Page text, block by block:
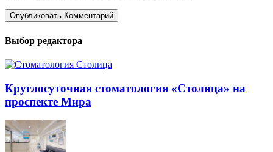
Выбор редактора
Круглосуточная стоматология «Столица» на
проспекте Мира